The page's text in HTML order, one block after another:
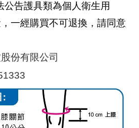
公告護具類為個人衛生用
一經購買不可退換，請同意
份有限公司